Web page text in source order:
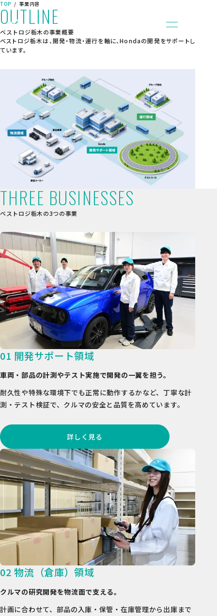
TOP
社会への取り組み
新着情報
採用情報
数字で見るベストロジ栃木
社員インタビュー
仕事について
キャリア採用情報
高校生向け採用情報
お問い合わせ
TOP 事業内容
OUTLINE
ベストロジ栃木の事業概要
ベストロジ栃木は、開発・物流・運行を軸に、Hondaの開発をサポートし
ています。
THREE BUSINESSES
ベストロジ栃木の3つの事業
01 開発サポート領域
車両・部品の計測やテスト実施で開発の一翼を担う。
耐久性や特殊な環境下でも正常に動作するかなど、丁寧な計
測・テスト検証で、クルマの安全と品質を高めています。
詳しく見る
02 物流（倉庫）領域
クルマの研究開発を物流面で支える。
計画に合わせて、部品の入庫・保管・在庫管理から出庫まで